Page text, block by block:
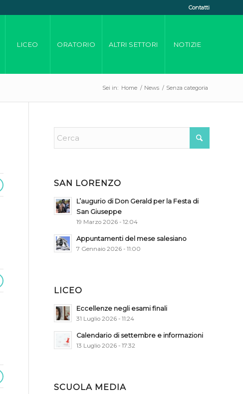
Contatti
LICEO ORATORIO ALTRI SETTORI NOTIZIE
Sei in: Home / News / Senza categoria
SAN LORENZO
L’augurio di Don Gerald per la Festa di
San Giuseppe
19 Marzo 2026 - 12:04
Appuntamenti del mese salesiano
7 Gennaio 2026 - 11:00
LICEO
Eccellenze negli esami finali
31 Luglio 2026 - 11:24
Calendario di settembre e informazioni
13 Luglio 2026 - 17:32
SCUOLA MEDIA